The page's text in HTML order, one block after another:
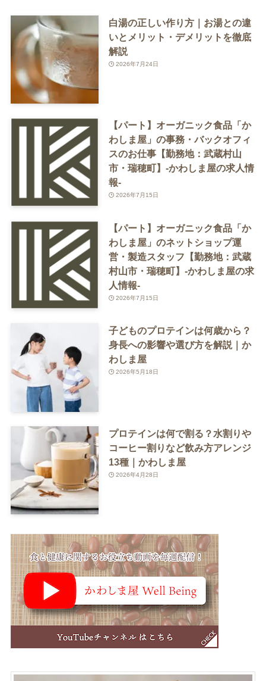
白湯の正しい作り方｜お湯との違
いとメリット・デメリットを徹底
解説
2026年7月24日
【パート】オーガニック食品「か
わしま屋」の事務・バックオフィ
スのお仕事【勤務地：武蔵村山
市・瑞穂町】-かわしま屋の求人情
報-
2026年7月15日
【パート】オーガニック食品「か
わしま屋」のネットショップ運
営・製造スタッフ【勤務地：武蔵
村山市・瑞穂町】-かわしま屋の求
人情報-
2026年7月15日
子どものプロテインは何歳から？
身長への影響や選び方を解説｜か
わしま屋
2026年5月18日
プロテインは何で割る？水割りや
コーヒー割りなど飲み方アレンジ
13種｜かわしま屋
2026年4月28日